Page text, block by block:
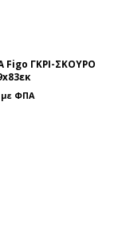
Figo ΓΚΡΙ-ΣΚΟΥΡΟ
με ΦΠΑ